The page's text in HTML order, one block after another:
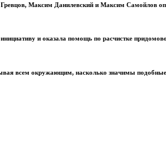
Максим Данилевский и Максим Самойлов
и оказала помощь по расчистке
всем окружающим, насколько значимы